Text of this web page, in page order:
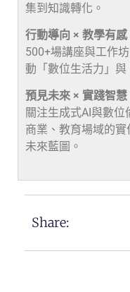
集到知識轉化。
行動導向 × 教學有感
500+場講座與工作
動「數位生活力」與
預見未來 × 實踐智慧
關注生成式AI與數位
商業、教育場域的
未來藍圖。
Share: